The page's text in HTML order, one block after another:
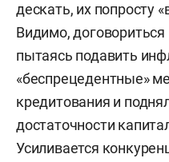
дескать, их попросту
Видимо,
пытаясь подавить
«беспрецедентные»
кредитования и
достаточности
Усиливается